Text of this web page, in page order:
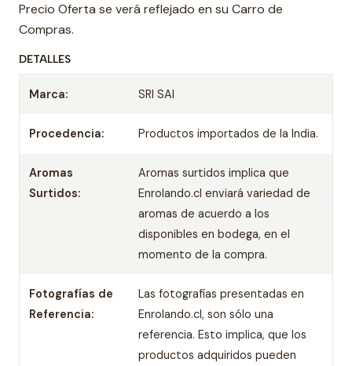
Precio Oferta se verá reflejado en su Carro de
Compras.
DETALLES
Marca: SRI SAI
Procedencia: Productos importados de la India.
Aromas
Surtidos:
Aromas surtidos implica que
Enrolando.cl enviará variedad de
aromas de acuerdo a los
disponibles en bodega, en el
momento de la compra.
Fotografías de
Referencia:
Las fotografías presentadas en
Enrolando.cl, son sólo una
referencia. Esto implica, que los
productos adquiridos pueden